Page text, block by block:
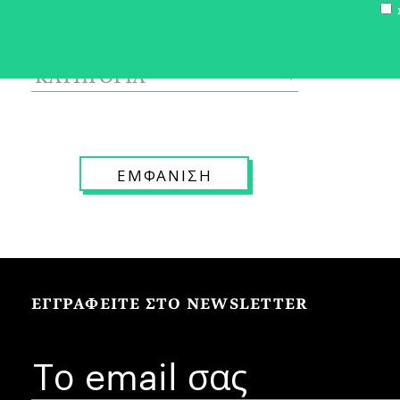
ΕΓΓΡΑΦΕΙΤΕ ΣΤΟ NEWSLETTER